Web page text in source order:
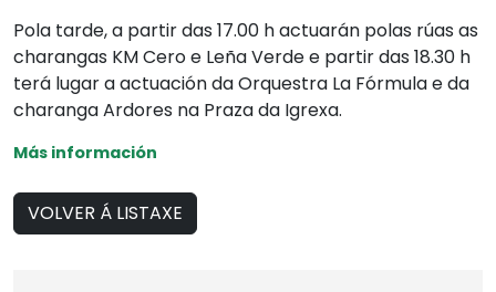
Pola tarde, a partir das 17.00 h actuarán polas rúas as
charangas KM Cero e Leña Verde e partir das 18.30 h
terá lugar a actuación da Orquestra La Fórmula e da
charanga Ardores na Praza da Igrexa.
Más información
VOLVER Á LISTAXE